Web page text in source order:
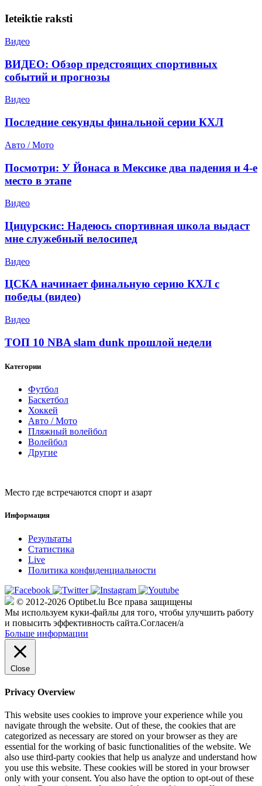
Ieteiktie raksti
Видео
ВИДЕО: Обзор предстоящих спортивных
событий и прогнозы
Видео
Последние секунды финальной серии КХЛ
Авто / Мото
Посмотри: У Йонаса в Мексике два падения и 4-е
место в этапе
Видео
Цицурскис: Надеюсь спортивная школа выдаст
мне служебный велосипед
Видео
ЦСКА начинает финальную серию КХЛ с
победы (видео)
Видео
ТОП 10 NBA slam dunk прошлой недели
Категории
Футбол
Баскетбол
Хоккей
Авто / Мото
Пляжный волейбол
Волейбол
Другие
Место где встречаются спорт и азарт
Информация
Результаты
Статистика
Live
Политика конфиденциальности
© 2012-2026 Optibet.lu Все права защищены
Мы используем куки-файлы для того, чтобы улучшить работу
и повысить эффективность сайта.Согласен/а
Больше информации
Close
Privacy Overview
This website uses cookies to improve your experience while you
navigate through the website. Out of these, the cookies that are
categorized as necessary are stored on your browser as they are
essential for the working of basic functionalities of the website. We
also use third-party cookies that help us analyze and understand how
you use this website. These cookies will be stored in your browser
only with your consent. You also have the option to opt-out of these